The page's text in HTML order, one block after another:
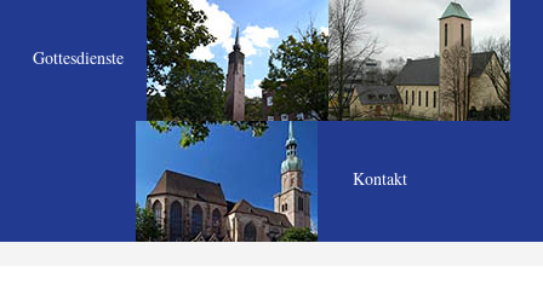
Gottesdienste
Kontakt